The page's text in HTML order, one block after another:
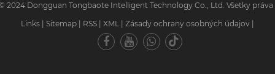
2024 Dongguan Tongbaote Intelligent Technology Co., Ltd. Všetky práva
Links
Sitemap RSS XML Zásady ochrany osobných údajov